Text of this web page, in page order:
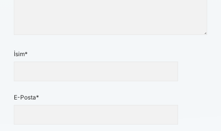
İsim*
E-Posta*